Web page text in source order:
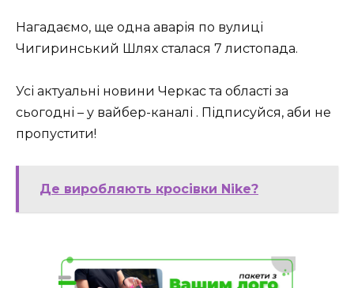
Нагадаємо, ще одна аварія по вулиці
Чигиринський Шлях сталася 7 листопада.
Усі актуальні новини Черкас та області за
сьогодні – у вайбер-каналі . Підписуйся, аби не
пропустити!
Де виробляють кросівки Nike?